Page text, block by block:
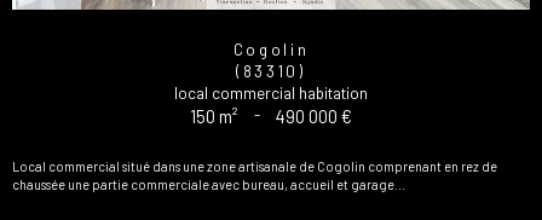
Cogolin
(83310)
local commercial habitation
150 m² - 490 000 €
Local commercial situé dans une zone artisanale de Cogolin comprenant en rez de
chaussée une partie commerciale avec bureau, accueil et garage...